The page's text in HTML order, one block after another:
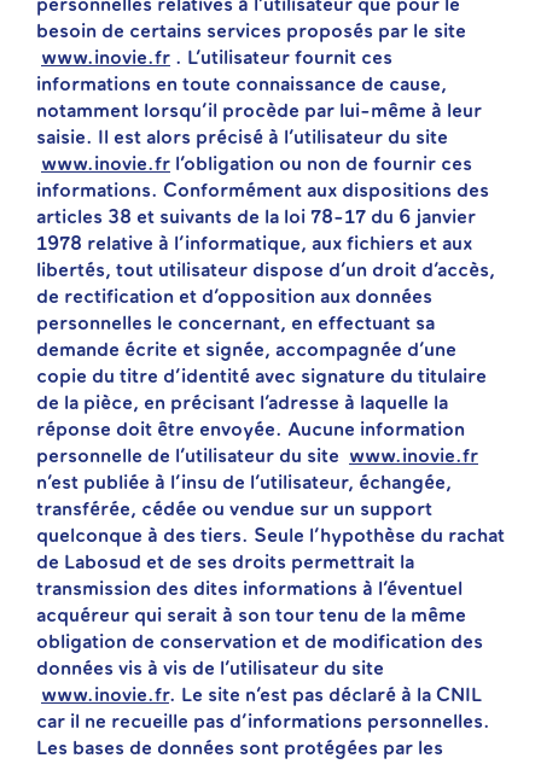
personnelles relatives à l’utilisateur que pour le
besoin de certains services proposés par le site
www.inovie.fr . L’utilisateur fournit ces
informations en toute connaissance de cause,
notamment lorsqu’il procède par lui-même à leur
saisie. Il est alors précisé à l’utilisateur du site
www.inovie.fr l’obligation ou non de fournir ces
informations. Conformément aux dispositions des
articles 38 et suivants de la loi 78-17 du 6 janvier
1978 relative à l’informatique, aux fichiers et aux
libertés, tout utilisateur dispose d’un droit d’accès,
de rectification et d’opposition aux données
personnelles le concernant, en effectuant sa
demande écrite et signée, accompagnée d’une
copie du titre d’identité avec signature du titulaire
de la pièce, en précisant l’adresse à laquelle la
réponse doit être envoyée. Aucune information
personnelle de l’utilisateur du site www.inovie.fr
n’est publiée à l’insu de l’utilisateur, échangée,
transférée, cédée ou vendue sur un support
quelconque à des tiers. Seule l’hypothèse du rachat
de Labosud et de ses droits permettrait la
transmission des dites informations à l’éventuel
acquéreur qui serait à son tour tenu de la même
obligation de conservation et de modification des
données vis à vis de l’utilisateur du site
www.inovie.fr. Le site n’est pas déclaré à la CNIL
car il ne recueille pas d’informations personnelles.
Les bases de données sont protégées par les